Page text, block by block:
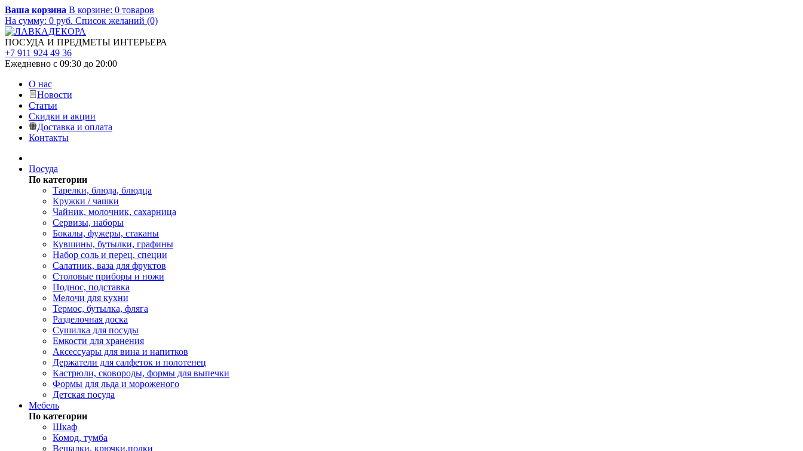
Ваша корзина В корзине: 0 товаров
На сумму: 0 руб. Список желаний (0)
ПОСУДА И ПРЕДМЕТЫ ИНТЕРЬЕРА
+7 911 924 49 36
Ежедневно с 09:30 до 20:00
О нас
Новости
Статьи
Скидки и акции
Доставка и оплата
Контакты
Посуда
По категории
Тарелки, блюда, блюдца
Кружки / чашки
Чайник, молочник, сахарница
Сервизы, наборы
Бокалы, фужеры, стаканы
Кувшины, бутылки, графины
Набор соль и перец, специи
Салатник, ваза для фруктов
Столовые приборы и ножи
Поднос, подставка
Мелочи для кухни
Термос, бутылка, фляга
Разделочная доска
Сушилка для посуды
Емкости для хранения
Аксессуары для вина и напитков
Держатели для салфеток и полотенец
Кастрюли, сковороды, формы для выпечки
Формы для льда и мороженого
Детская посуда
Мебель
По категории
Шкаф
Комод, тумба
Вешалки, крючки,полки